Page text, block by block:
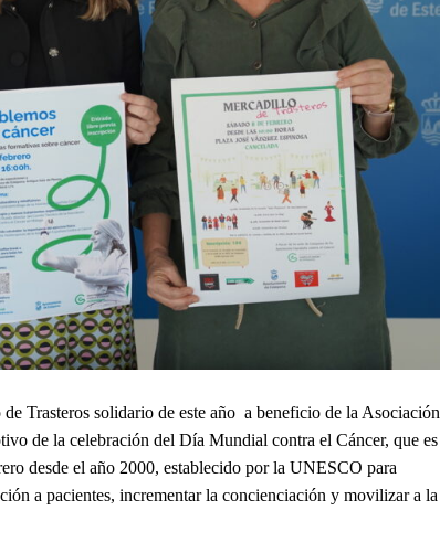
Trasteros solidario de este año a beneficio de la Asociación
de la celebración del Día Mundial contra el Cáncer, que es
desde el año 2000, establecido por la UNESCO para
a pacientes, incrementar la concienciación y movilizar a la